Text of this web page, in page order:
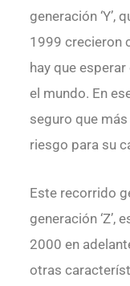
generación ‘Y’,
1999 crecieron
hay que
el mundo. En
seguro que
riesgo para su
Este recorrido
generación ‘Z’,
2000 en
otras